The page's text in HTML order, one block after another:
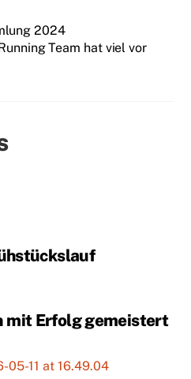
2024
Team hat viel vor
mit Erfolg gemeistert